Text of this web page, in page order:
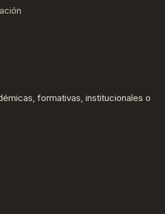
formativas, institucionales o